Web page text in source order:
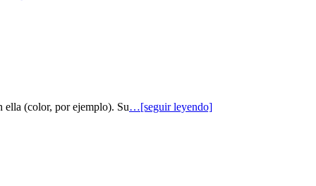
ella (color, por ejemplo). Su…[seguir leyendo]